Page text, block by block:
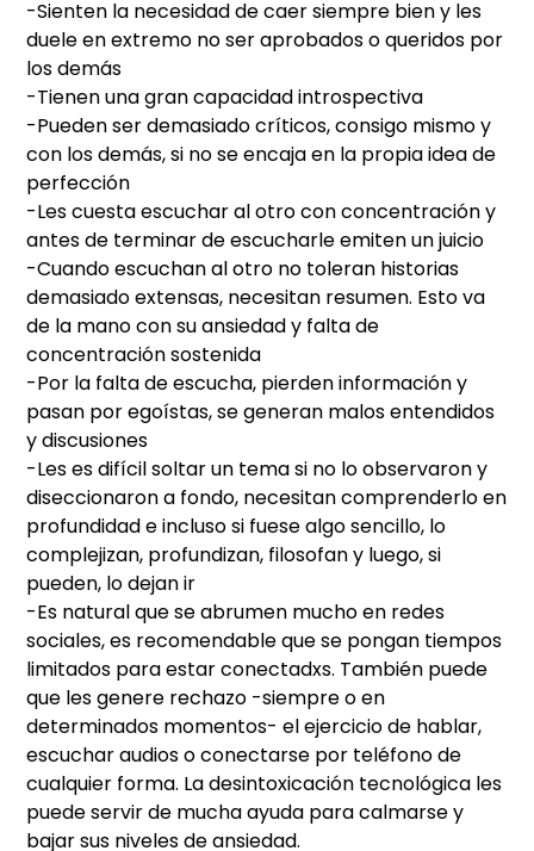
-Sienten la necesidad de caer siempre bien y les
duele en extremo no ser aprobados o queridos por
los demás
-Tienen una gran capacidad introspectiva
-Pueden ser demasiado críticos, consigo mismo y
con los demás, si no se encaja en la propia idea de
perfección
-Les cuesta escuchar al otro con concentración y
antes de terminar de escucharle emiten un juicio
-Cuando escuchan al otro no toleran historias
demasiado extensas, necesitan resumen. Esto va
de la mano con su ansiedad y falta de
concentración sostenida
-Por la falta de escucha, pierden información y
pasan por egoístas, se generan malos entendidos
y discusiones
-Les es difícil soltar un tema si no lo observaron y
diseccionaron a fondo, necesitan comprenderlo en
profundidad e incluso si fuese algo sencillo, lo
complejizan, profundizan, filosofan y luego, si
pueden, lo dejan ir
-Es natural que se abrumen mucho en redes
sociales, es recomendable que se pongan tiempos
limitados para estar conectadxs. También puede
que les genere rechazo -siempre o en
determinados momentos- el ejercicio de hablar,
escuchar audios o conectarse por teléfono de
cualquier forma. La desintoxicación tecnológica les
puede servir de mucha ayuda para calmarse y
bajar sus niveles de ansiedad.